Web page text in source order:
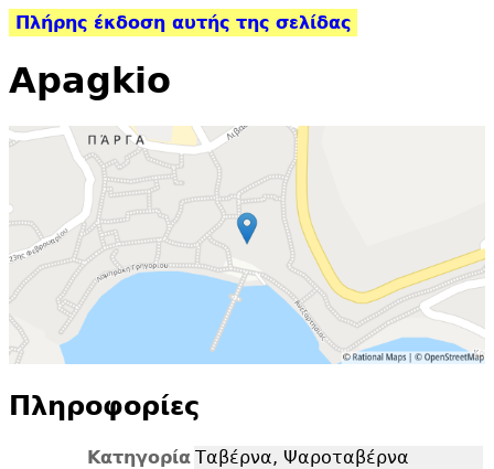
Πλήρης έκδοση αυτής της σελίδας
Apagkio
Πληροφορίες
Κατηγορία Ταβέρνα, Ψαροταβέρνα